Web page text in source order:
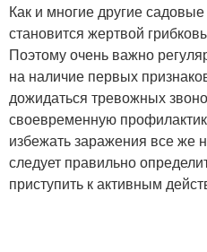
Как и многие другие
становится жертвой
Поэтому очень важно
на наличие первых
дожидаться тревожных
своевременную
избежать заражения все же
следует правильно
приступить к активным